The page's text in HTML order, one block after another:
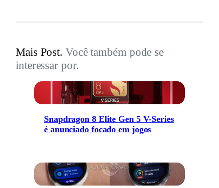
Mais Post. Você também pode se
interessar por.
Snapdragon 8 Elite Gen 5 V-Series
é anunciado focado em jogos